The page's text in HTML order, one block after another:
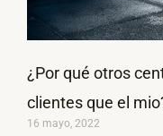
¿Por qué otros
clientes que el
16 mayo, 2022